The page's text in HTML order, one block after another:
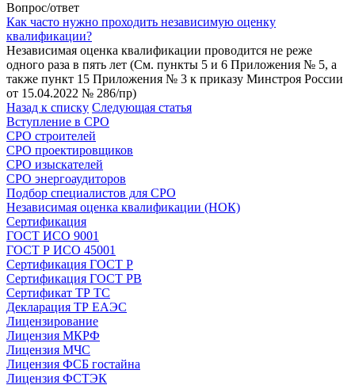
Вопрос/ответ
Как часто нужно проходить независимую оценку
квалификации?
Независимая оценка квалификации проводится не реже
одного раза в пять лет (См. пункты 5 и 6 Приложения № 5, а
также пункт 15 Приложения № 3 к приказу Минстроя России
от 15.04.2022 № 286/пр)
Назад к списку Следующая статья
Вступление в СРО
СРО строителей
СРО проектировщиков
СРО изыскателей
СРО энергоаудиторов
Подбор специалистов для СРО
Независимая оценка квалификации (НОК)
Сертификация
ГОСТ ИСО 9001
ГОСТ Р ИСО 45001
Сертификация ГОСТ Р
Сертификация ГОСТ РВ
Сертификат ТР ТС
Декларация ТР ЕАЭС
Лицензирование
Лицензия МКРФ
Лицензия МЧС
Лицензия ФСБ гостайна
Лицензия ФСТЭК